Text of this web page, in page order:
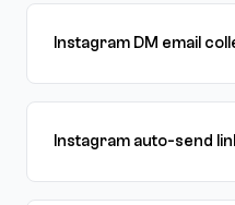
Instagram DM email
Instagram auto-send